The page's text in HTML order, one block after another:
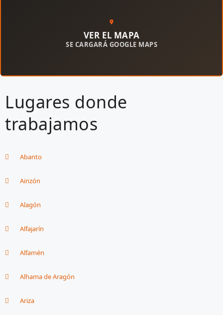
VER EL MAPA
SE CARGARÁ GOOGLE MAPS
Lugares donde
trabajamos
Abanto
Ainzón
Alagón
Alfajarín
Alfamén
Alhama de Aragón
Ariza